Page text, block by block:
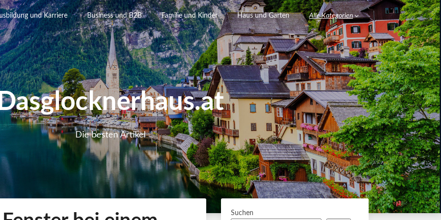
und Karriere Business und B2B Familie und Kinder Haus und Garten Alle Kategorien
Die besten Artikel
Suchen